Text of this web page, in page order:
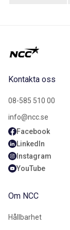
Kontakta oss
08-585 510 00
info@ncc.se
Facebook
LinkedIn
Instagram
YouTube
Om NCC
Hållbarhet